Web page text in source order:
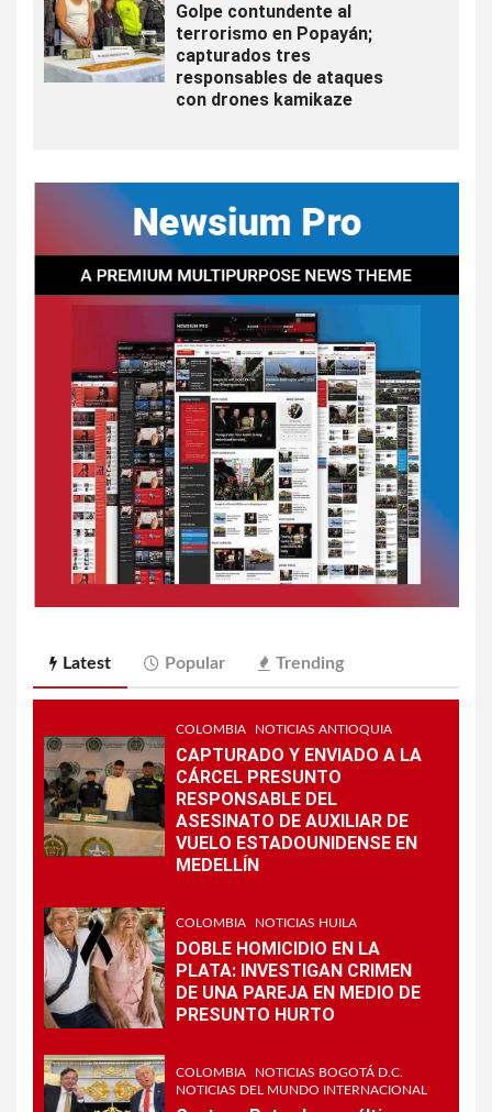
Golpe contundente al
terrorismo en Popayán;
capturados tres
responsables de ataques
con drones kamikaze
Latest Popular Trending
COLOMBIA NOTICIAS ANTIOQUIA
CAPTURADO Y ENVIADO A LA
CÁRCEL PRESUNTO
RESPONSABLE DEL
ASESINATO DE AUXILIAR DE
VUELO ESTADOUNIDENSE EN
MEDELLÍN
COLOMBIA NOTICIAS HUILA
DOBLE HOMICIDIO EN LA
PLATA: INVESTIGAN CRIMEN
DE UNA PAREJA EN MEDIO DE
PRESUNTO HURTO
COLOMBIA
NOTICIAS BOGOTÁ D.C.
NOTICIAS DEL MUNDO INTERNACIONAL